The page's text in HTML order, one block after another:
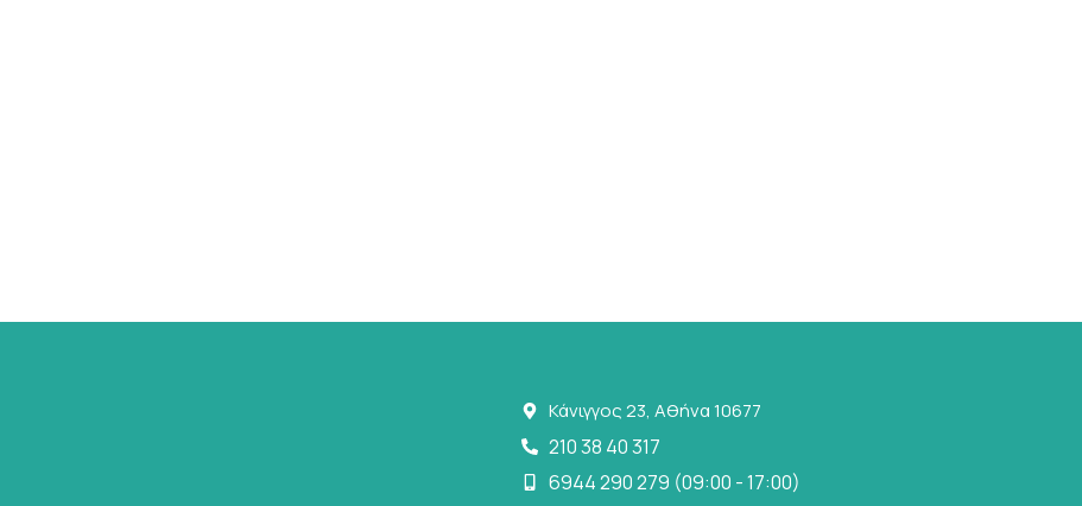
Κάνιγγος 23, Αθήνα 10677
210 38 40 317
6944 290 279 (09:00 - 17:00)